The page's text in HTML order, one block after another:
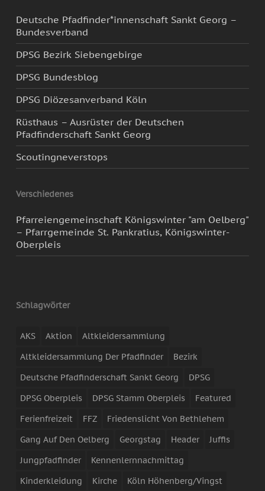
Deutsche Pfadfinder*innenschaft Sankt Georg –
Bundesverband
DPSG Bezirk Siebengebirge
DPSG Bundesblog
DPSG Diözesanverband Köln
Rüsthaus – Ausrüster der Deutschen
Pfadfinderschaft Sankt Georg
Scoutingneverstops
Verschiedenes
Pfarreiengemeinschaft Königswinter "am Oelberg"
– Pfarrgemeinde St. Pankratius, Königswinter-
Oberpleis
Schlagwörter
AKS Aktion
Altkleidersammlung
Altkleidersammlung Der Pfadfinder
Bezirk
Deutsche Pfadfinderschaft Sankt Georg
DPSG
DPSG Oberpleis
DPSG Stamm Oberpleis
Featured
Ferienfreizeit
FFZ
Friedenslicht Von Bethlehem
Gang Auf Den Oelberg
Georgstag Header
Juffis
Jungpfadfinder
Kennenlernnachmittag
Kinderkleidung
Kirche
Köln Höhenberg/Vingst